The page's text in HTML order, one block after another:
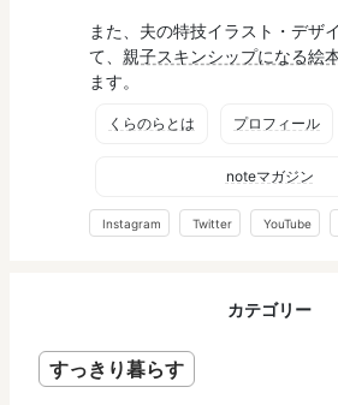
また、夫の特技イラスト・デザ
て、 親子スキンシップになる絵
ます。
くらのらとは プロフィール
noteマガジン
Instagram Twitter YouTube
カテゴリー
すっきり暮らす